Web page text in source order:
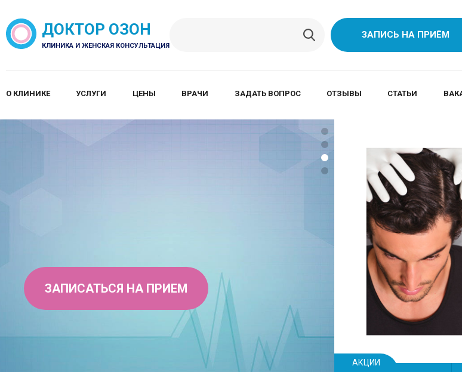
ДОКТОР ОЗОН
КЛИНИКА И ЖЕНСКАЯ КОНСУЛЬТАЦИЯ
ЗАПИСЬ НА ПРИЁМ
О КЛИНИКЕ УСЛУГИ ЦЕНЫ ВРАЧИ ЗАДАТЬ ВОПРОС ОТЗЫВЫ СТАТЬИ
ЗАПИСАТЬСЯ НА ПРИЕМ
ПЕРВОГО
ASTRAIА
Выявления
• задержка
• риск
• риск
•
АКЦИИ